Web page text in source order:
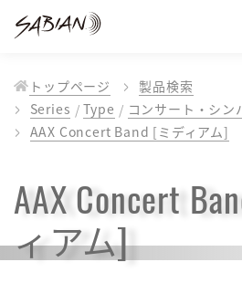
トップページ
製品検索
Series
Type コンサート・シン
AAX Concert Band [ミディアム]
AAX Concert
ィアム]